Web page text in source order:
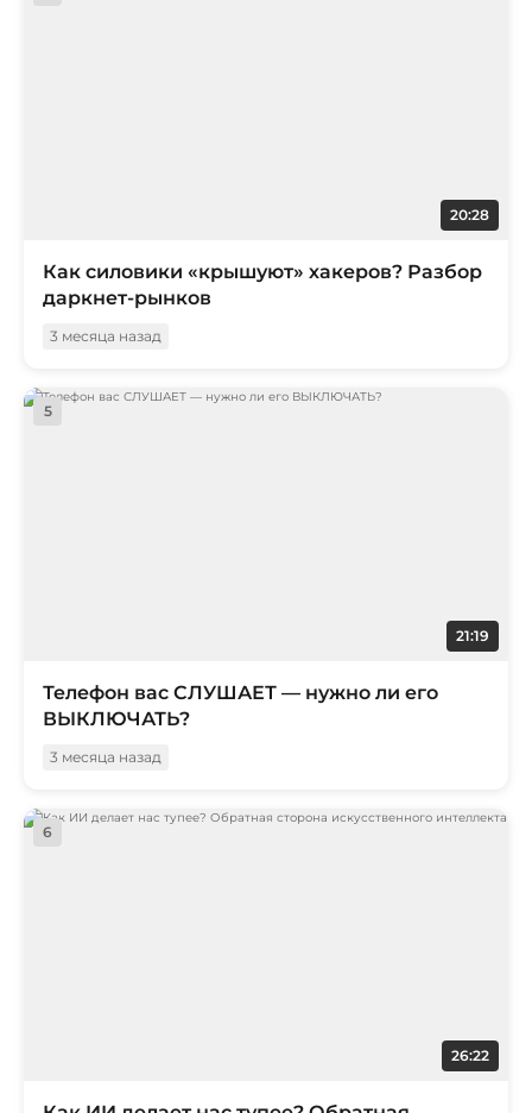
20:28
Как силовики «крышуют» хакеров? Разбор
даркнет-рынков
3 месяца назад
5
21:19
Телефон вас СЛУШАЕТ — нужно ли его
ВЫКЛЮЧАТЬ?
3 месяца назад
6
26:22